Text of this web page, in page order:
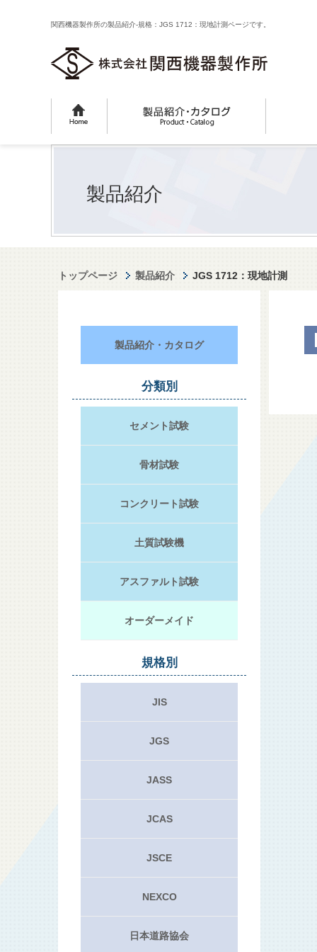
関西機器製作所の製品紹介-規格：JGS 1712：現地計測ページです。
製品紹介
トップページ 製品紹介 JGS 1712：現地計測
製品紹介・カタログ
分類別
セメント試験
骨材試験
コンクリート試験
土質試験機
アスファルト試験
オーダーメイド
規格別
JIS
JGS
JASS
JCAS
JSCE
NEXCO
日本道路協会